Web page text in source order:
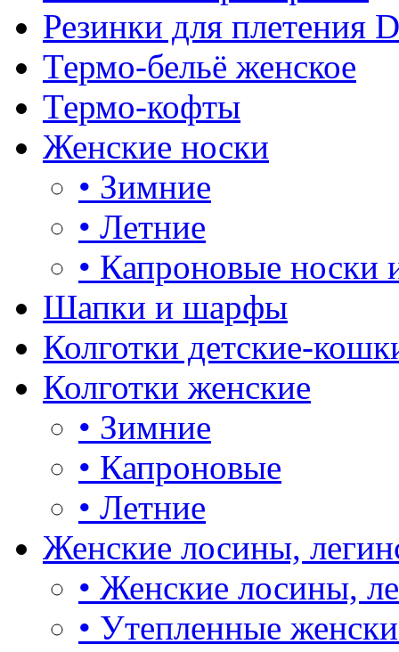
Резинки для плетения
Термо-бельё женское
Термо-кофты
Женские носки
• Зимние
• Летние
• Капроновые носки
Шапки и шарфы
Колготки детские-
Колготки женские
• Зимние
• Капроновые
• Летние
Женские лосины,
• Женские лосины,
• Утепленные